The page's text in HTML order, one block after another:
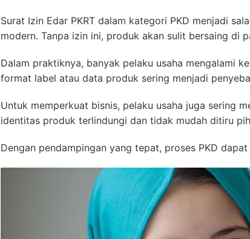
Surat Izin Edar PKRT dalam kategori PKD menjadi
modern. Tanpa izin ini, produk akan sulit bersaing di
Dalam praktiknya, banyak pelaku usaha mengalami
format label atau data produk sering menjadi
Untuk memperkuat bisnis, pelaku usaha juga sering
identitas produk terlindungi dan tidak mudah ditiru
Dengan pendampingan yang tepat, proses PKD